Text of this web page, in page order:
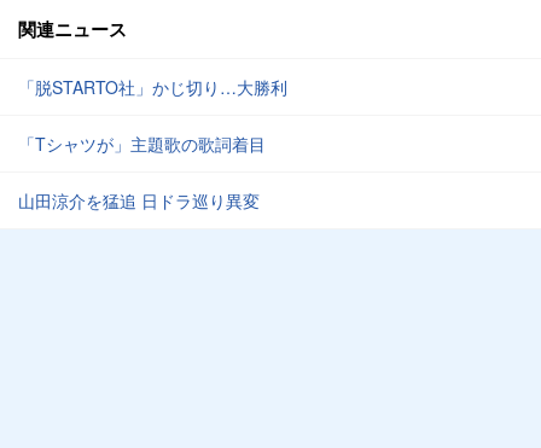
関連ニュース
「脱STARTO社」かじ切り…大勝利
「Tシャツが」主題歌の歌詞着目
山田涼介を猛追 日ドラ巡り異変